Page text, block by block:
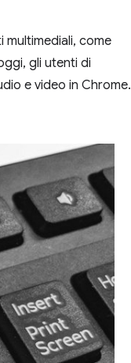
come
gli utenti di
e video in Chrome.